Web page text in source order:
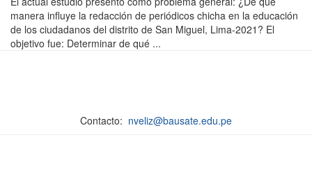
manera influye la redacción de periódicos chicha en la educación
de los ciudadanos del distrito de San Miguel, Lima-2021? El
objetivo fue: Determinar de qué ...
Contacto: nveliz@bausate.edu.pe